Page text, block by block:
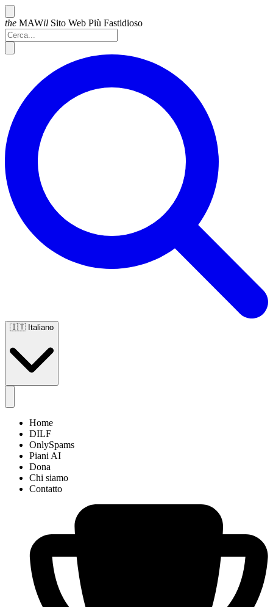
the MAWil Sito Web Più Fastidioso
🇮🇹 Italiano
Home
DILF
OnlySpams
Piani AI
Dona
Chi siamo
Contatto